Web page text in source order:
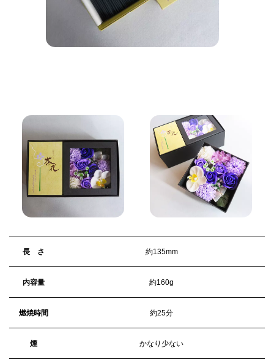
長 さ 約135mm
内容量 約160g
燃焼時間 約25分
煙 かなり少ない